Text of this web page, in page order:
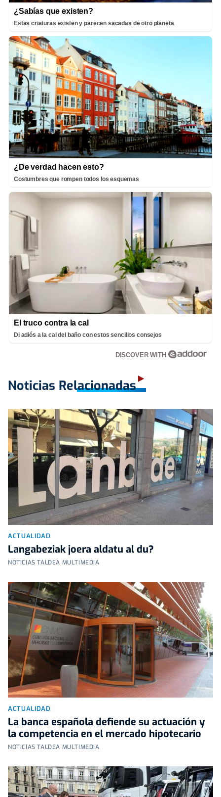
¿Sabías que existen?
Estas criaturas existen y parecen sacadas de otro planeta
¿De verdad hacen esto?
Costumbres que rompen todos los esquemas
El truco contra la cal
Di adiós a la cal del baño con estos sencillos consejos
DISCOVER WITH
Noticias Relacionadas
ACTUALIDAD
Langabeziak joera aldatu al du?
NOTICIAS TALDEA MULTIMEDIA
ACTUALIDAD
La banca española defiende su actuación y
la competencia en el mercado hipotecario
NOTICIAS TALDEA MULTIMEDIA